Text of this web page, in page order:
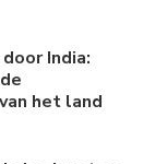
India:
het land